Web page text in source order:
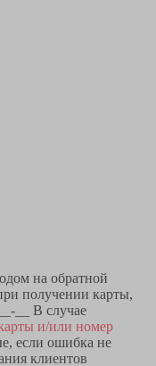
на обратной
получении карты,
__ В случае
и/или номер
если ошибка не
клиентов